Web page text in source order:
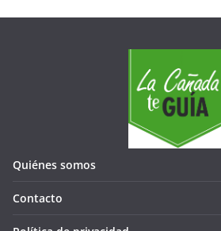
Quiénes somos
Contacto